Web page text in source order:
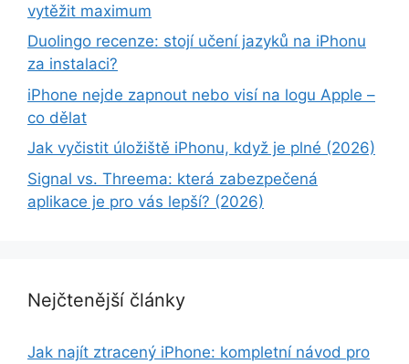
vytěžit maximum
Duolingo recenze: stojí učení jazyků na iPhonu
za instalaci?
iPhone nejde zapnout nebo visí na logu Apple –
co dělat
Jak vyčistit úložiště iPhonu, když je plné (2026)
Signal vs. Threema: která zabezpečená
aplikace je pro vás lepší? (2026)
Nejčtenější články
Jak najít ztracený iPhone: kompletní návod pro